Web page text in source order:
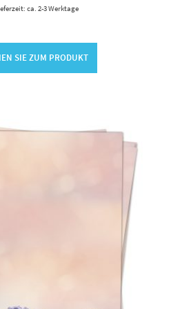
ca. 2-3 Werktage
SIE ZUM PRODUKT